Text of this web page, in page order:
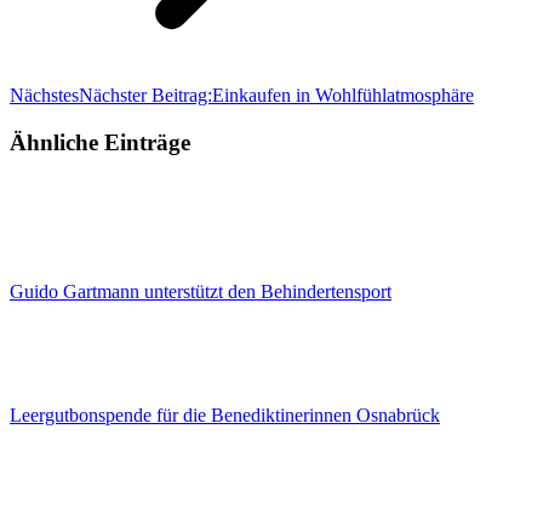
NächstesNächster Beitrag:Einkaufen in Wohlfühlatmosphäre
Ähnliche Einträge
Guido Gartmann unterstützt den Behindertensport
Leergutbonspende für die Benediktinerinnen Osnabrück